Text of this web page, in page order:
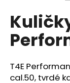
produktu
je
0,0
hvězdiček.
T4E
cal.50, tvrdé
a
j
í
t
?